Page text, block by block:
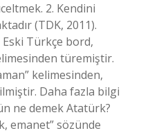
2. Kendini
(TDK, 2011).
Türkçe bord,
türemiştir.
kelimesinden,
Daha fazla bilgi
ne demek Atatürk?
emanet” sözünde